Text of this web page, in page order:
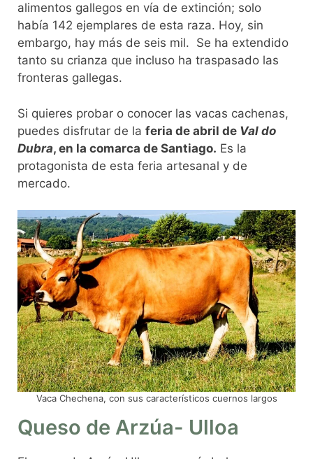
alimentos gallegos en vía de extinción; solo
había 142 ejemplares de esta raza. Hoy, sin
embargo, hay más de seis mil. Se ha extendido
tanto su crianza que incluso ha traspasado las
fronteras gallegas.
Si quieres probar o conocer las vacas cachenas,
puedes disfrutar de la feria de abril de Val do
Dubra, en la comarca de Santiago. Es la
protagonista de esta feria artesanal y de
mercado.
Vaca Chechena, con sus característicos cuernos largos
Queso de Arzúa- Ulloa